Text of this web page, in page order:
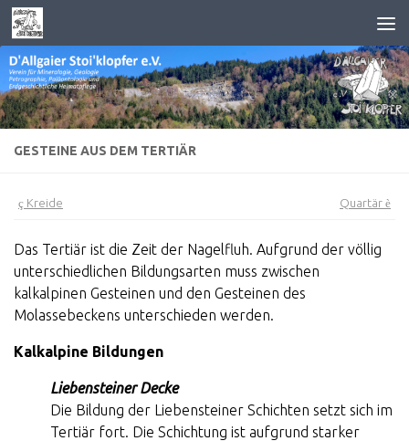
Zum Inhalt springen
GESTEINE AUS DEM TERTIÄR
ç Kreide Quartär è
Das Tertiär ist die Zeit der Nagelfluh. Aufgrund der völlig
unterschiedlichen Bildungsarten muss zwischen
kalkalpinen Gesteinen und den Gesteinen des
Molassebeckens unterschieden werden.
Kalkalpine Bildungen
Liebensteiner Decke
Die Bildung der Liebensteiner Schichten setzt sich im
Tertiär fort. Die Schichtung ist aufgrund starker